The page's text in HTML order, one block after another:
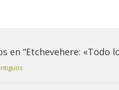
en “Etchevehere: «Todo